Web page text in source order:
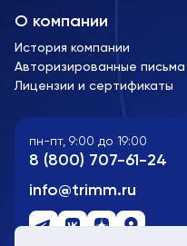
О компании
История компании
Авторизированные письма
Лицензии и сертификаты
пн-пт, 9:00 до 19:00
8 (800) 707-61-24
info@trimm.ru